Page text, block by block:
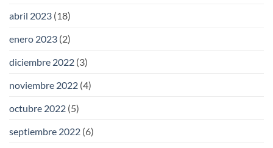
abril 2023 (18)
enero 2023 (2)
diciembre 2022 (3)
noviembre 2022 (4)
octubre 2022 (5)
septiembre 2022 (6)